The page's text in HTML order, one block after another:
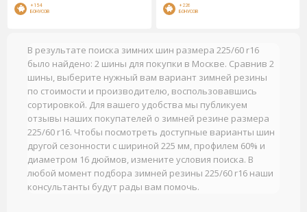
+154
БОНУСОВ
+226
БОНУСОВ
В результате поиска зимних шин размера 225/60 r16
было найдено: 2 шины для покупки в Москве. Сравнив 2
шины, выберите нужный вам вариант зимней резины
по стоимости и производителю, воспользовавшись
сортировкой. Для вашего удобства мы публикуем
отзывы наших покупателей о зимней резине размера
225/60 r16. Чтобы посмотреть доступные варианты шин
другой сезонности с шириной 225 мм, профилем 60% и
диаметром 16 дюймов, измените условия поиска. В
любой момент подбора зимней резины 225/60 r16 наши
консультанты будут рады вам помочь.